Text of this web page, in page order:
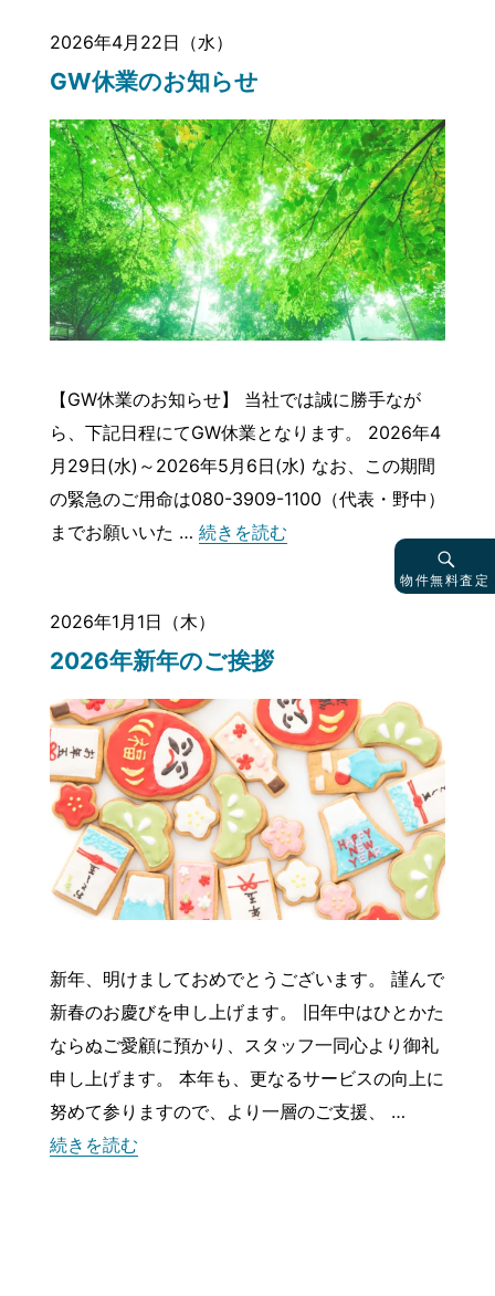
2026年4月22日（水）
GW休業のお知らせ
【GW休業のお知らせ】 当社では誠に勝手なが
ら、下記日程にてGW休業となります。 2026年4
月29日(水)～2026年5月6日(水) なお、この期間
の緊急のご用命は080-3909-1100（代表・野中）
までお願いいた … 続きを読む“GW休業のお知らせ”
2026年1月1日（木）
2026年新年のご挨拶
新年、明けましておめでとうございます。 謹んで
新春のお慶びを申し上げます。 旧年中はひとかた
ならぬご愛顧に預かり、スタッフ一同心より御礼
申し上げます。 本年も、更なるサービスの向上に
努めて参りますので、より一層のご支援、 …
続きを読む“2026年新年のご挨拶”
物件無料査定